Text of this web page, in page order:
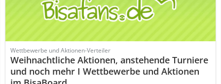
Wettbewerbe und Aktionen-Verteiler
Weihnachtliche Aktionen, anstehende Turniere
und noch mehr I Wettbewerbe und Aktionen